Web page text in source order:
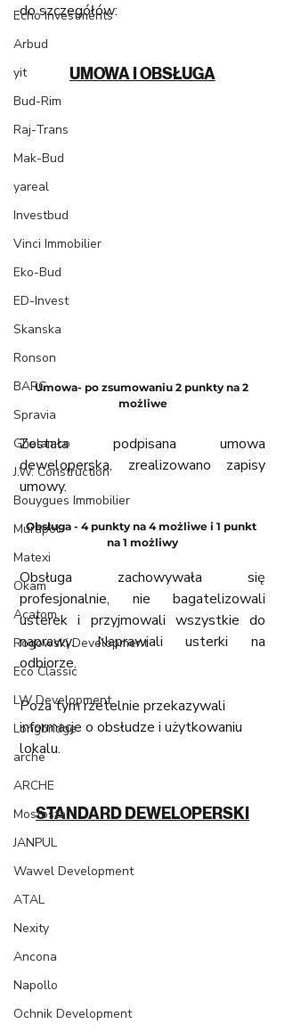
Echo Investments
Arbud
yit
Bud-Rim
Raj-Trans
Mak-Bud
yareal
Investbud
Vinci Immobilier
Eko-Bud
ED-Invest
Skanska
Ronson
BARC
Spravia
Ghelamco
J.W. Construction
Bouygues Immobilier
Murapol
Matexi
Okam
Acatom
Rogowski Development
Eco Classic
LW Development
Longbridge
arche
ARCHE
Mostostal
JANPUL
Wawel Development
ATAL
Nexity
Ancona
Napollo
Ochnik Development
do szczegółów:
UMOWA I OBSŁUGA
Umowa- po zsumowaniu 2 punkty na 2
możliwe
Została podpisana umowa
deweloperska, zrealizowano zapisy
umowy.
Obsługa - 4 punkty na 4 możliwe i 1 punkt
na 1 możliwy
Obsługa zachowywała się
profesjonalnie, nie bagatelizowali
usterek i przyjmowali wszystkie do
naprawy. Naprawiali usterki na
odbiorze.
Poza tym rzetelnie przekazywali
informacje o obsłudze i użytkowaniu
lokalu.
STANDARD DEWELOPERSKI